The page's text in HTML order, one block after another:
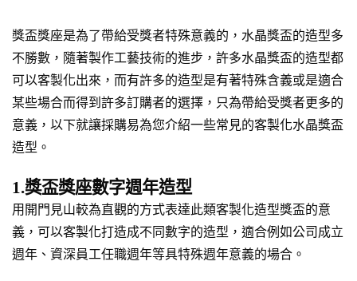
獎盃獎座是為了帶給受獎者特殊意義的，水晶獎盃的造型多
不勝數，隨著製作工藝技術的進步，許多水晶獎盃的造型都
可以客製化出來，而有許多的造型是有著特殊含義或是適合
某些場合而得到許多訂購者的選擇，只為帶給受獎者更多的
意義，以下就讓採購易為您介紹一些常見的客製化水晶獎盃
造型。
1.獎盃獎座數字週年造型
用開門見山較為直觀的方式表達此類客製化造型獎盃的意
義，可以客製化打造成不同數字的造型，適合例如公司成立
週年、資深員工任職週年等具特殊週年意義的場合。